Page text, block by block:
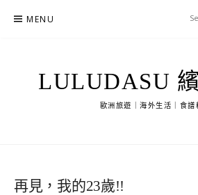
MENU
LULUDASU
歐洲旅遊｜海外生活｜食譜
再見，我的23歲!!